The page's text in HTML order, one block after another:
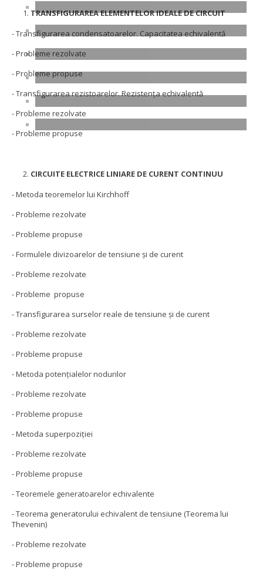
TRANSFIGURAREA ELEMENTELOR IDEALE DE CIRCUIT
- Transfigurarea condensatoarelor. Capacitatea echivalentă
- Probleme rezolvate
- Probleme propuse
- Transfigurarea rezistoarelor. Rezistența echivalentă
- Probleme rezolvate
- Probleme propuse
CIRCUITE ELECTRICE LINIARE DE CURENT CONTINUU
- Metoda teoremelor lui Kirchhoff
- Probleme rezolvate
- Probleme propuse
- Formulele divizoarelor de tensiune şi de curent
- Probleme rezolvate
- Probleme propuse
- Transfigurarea surselor reale de tensiune şi de curent
- Probleme rezolvate
- Probleme propuse
- Metoda potenţialelor nodurilor
- Probleme rezolvate
- Probleme propuse
- Metoda superpoziţiei
- Probleme rezolvate
- Probleme propuse
- Teoremele generatoarelor echivalente
- Teorema generatorului echivalent de tensiune (Teorema lui
Thevenin)
- Probleme rezolvate
- Probleme propuse